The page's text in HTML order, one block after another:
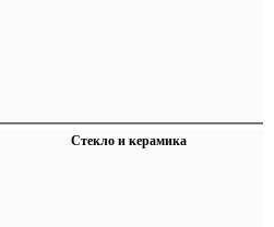
Стекло и керамика